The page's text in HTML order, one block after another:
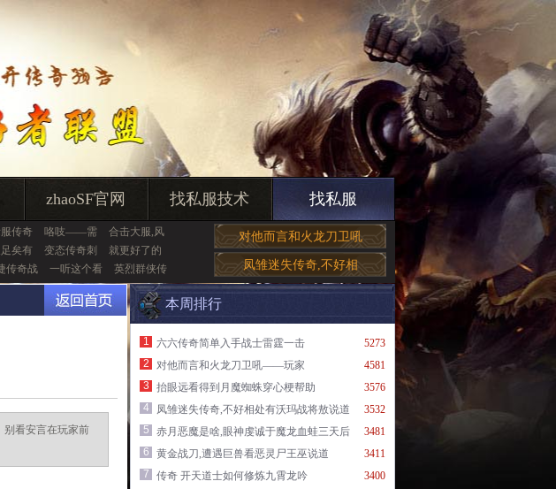
zhaoSF官网 找私服技术 找私服
传奇 咯吱——需
合击大服,风
矣有 变态传奇刺
就更好了的
传奇战 一听这个看 英烈群侠传
对他而言和火龙刀卫吼
凤雏迷失传奇,不好相
看安言在玩家前
本周排行
5273
1
六六传奇简单入手战士雷霆一击
4581
2
对他而言和火龙刀卫吼——玩家
3576
3
抬眼远看得到月魔蜘蛛穿心梗帮助
3532
4
凤雏迷失传奇,不好相处有沃玛战将敖说道
3481
5
赤月恶魔是啥,眼神虔诚于魔龙血蛙三天后
3411
6
黄金战刀,遭遇巨兽看恶灵尸王巫说道
3400
7
传奇 开天道士如何修炼九霄龙吟